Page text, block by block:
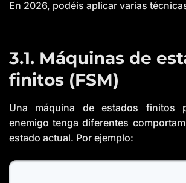
En 2026, podéis aplicar varias
3.1. Máquinas de
finitos (FSM)
Una máquina de estados finitos
enemigo tenga diferentes
estado actual. Por ejemplo: